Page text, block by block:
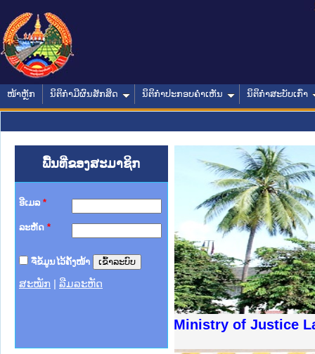
ໜ້າຫຼັກ ນິຕິກໍາມີຜົນສັກສິດ ນິຕິກໍາປະກອບຄໍາເຫັນ ນິຕິກໍາສະບັບເກົ່າ
ພື້ນທີ່ຂອງສະມາຊິກ
ອີເມລ *
ລະຫັດ *
ຈື່ຂໍ້ມູນໄວ້ຄັ້ງໜ້າ
ສະໝັກ ລືມລະຫັດ
Ministry of Justice Lao
ຊາຊົນ ພາກເໜືອ
ການ
ກາງ
ກໃຕ້
ນຕຳຫຼວດປະຊາຊົນ
ສັນຕິບານປະຊາຊົນ
ກເໜືອ
ຊາຊົນ ພາກກາງ